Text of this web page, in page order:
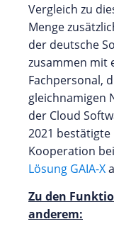
Vergleich zu
Menge
der deutsche
zusammen mit
Fachpersonal,
gleichnamigen
der Cloud
2021
Kooperation
Lösung GAIA-X
Zu den
anderem: